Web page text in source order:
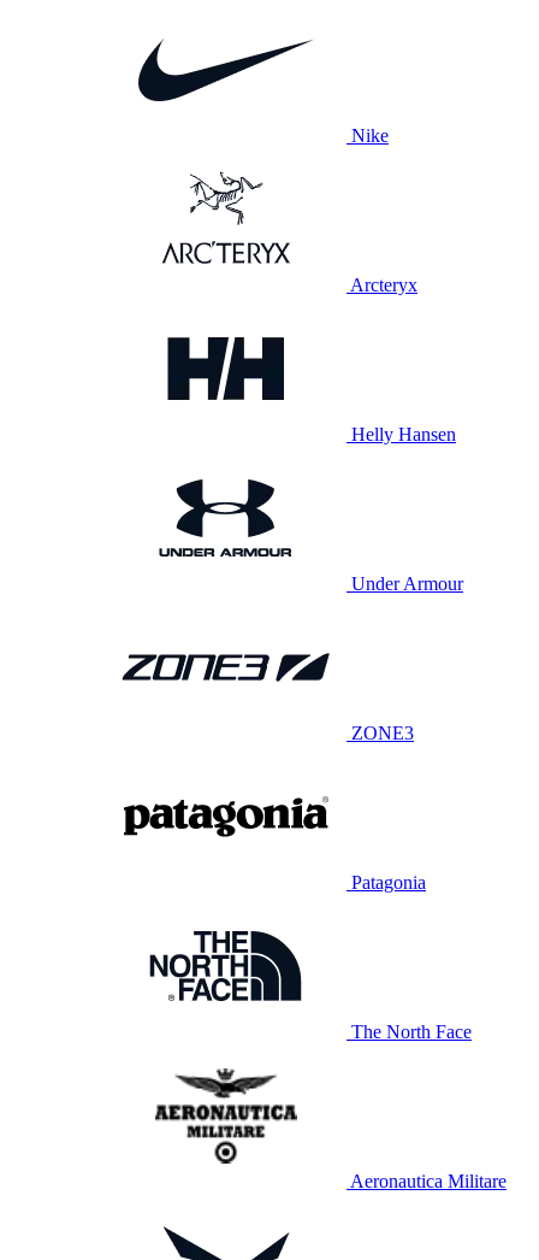
Nike
Arcteryx
Helly Hansen
Under Armour
ZONE3
Patagonia
The North Face
Aeronautica Militare